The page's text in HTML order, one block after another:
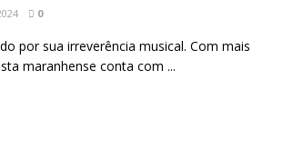
0
por sua irreverência musical. Com mais
maranhense conta com ...